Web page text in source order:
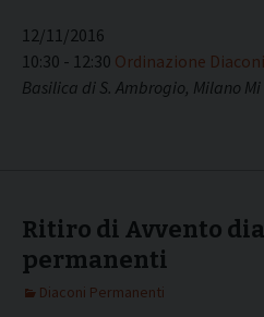
12/11/2016
10:30 - 12:30 Ordinazione
Basilica di S. Ambrogio, Milano Mi
Ritiro di Avvento
permanenti
Diaconi Permanenti